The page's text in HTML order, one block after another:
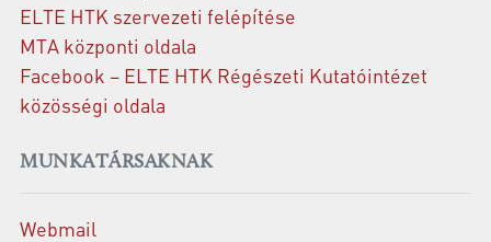
ELTE HTK szervezeti felépítése
MTA központi oldala
Facebook – ELTE HTK Régészeti Kutatóintézet
közösségi oldala
MUNKATÁRSAKNAK
Webmail